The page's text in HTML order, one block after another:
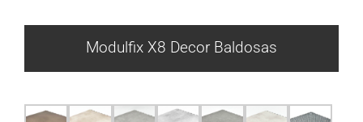
Modulfix X8 Decor Baldosas